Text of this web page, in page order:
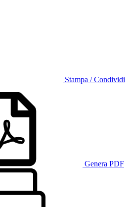
Stampa / Condividi
Genera PDF